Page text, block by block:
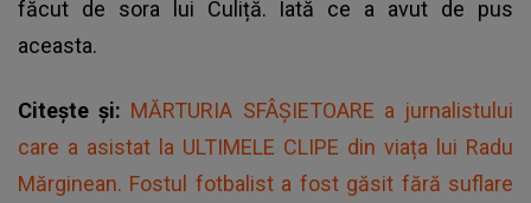
făcut de sora lui Culiță. Iată ce a avut de pus
aceasta.
Citește și: MĂRTURIA SFÂȘIETOARE a jurnalistului
care a asistat la ULTIMELE CLIPE din viața lui Radu
Mărginean. Fostul fotbalist a fost găsit fără suflare